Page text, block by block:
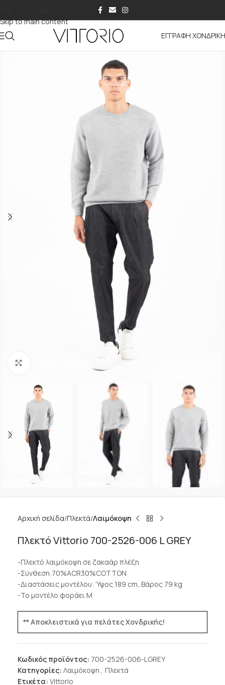
Skip to main content
ΕΓΓΡΑΦΗ
Αρχική σελίδα Πλεκτά Λαιμόκοψη
Πλεκτό Vittorio 700-2526-006 L GREY
-Πλεκτό λαιμόκοψη σε ζακαάρ πλέξη
-Σύνθεση:70%ACR30%COTTON
-Διαστάσεις μοντέλου: Ύψος 189 cm, Βάρος 79 kg
-Το μοντέλο φοράει M
** Αποκλειστικά για πελάτες Χονδρικής!
Κωδικός προϊόντος: 700-2526-006-LGREY
Κατηγορίες: Λαιμόκοψη , Πλεκτά
Ετικέτα: Vittorio